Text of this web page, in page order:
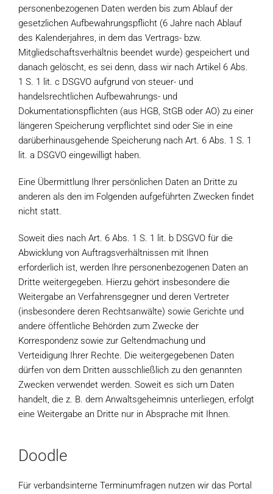
personenbezogenen Daten werden bis zum Ablauf der
gesetzlichen Aufbewahrungspflicht (6 Jahre nach Ablauf
des Kalenderjahres, in dem das Vertrags- bzw.
Mitgliedschaftsverhältnis beendet wurde) gespeichert und
danach gelöscht, es sei denn, dass wir nach Artikel 6 Abs.
1 S. 1 lit. c DSGVO aufgrund von steuer- und
handelsrechtlichen Aufbewahrungs- und
Dokumentationspflichten (aus HGB, StGB oder AO) zu einer
längeren Speicherung verpflichtet sind oder Sie in eine
darüberhinausgehende Speicherung nach Art. 6 Abs. 1 S. 1
lit. a DSGVO eingewilligt haben.
Eine Übermittlung Ihrer persönlichen Daten an Dritte zu
anderen als den im Folgenden aufgeführten Zwecken findet
nicht statt.
Soweit dies nach Art. 6 Abs. 1 S. 1 lit. b DSGVO für die
Abwicklung von Auftragsverhältnissen mit Ihnen
erforderlich ist, werden Ihre personenbezogenen Daten an
Dritte weitergegeben. Hierzu gehört insbesondere die
Weitergabe an Verfahrensgegner und deren Vertreter
(insbesondere deren Rechtsanwälte) sowie Gerichte und
andere öffentliche Behörden zum Zwecke der
Korrespondenz sowie zur Geltendmachung und
Verteidigung Ihrer Rechte. Die weitergegebenen Daten
dürfen von dem Dritten ausschließlich zu den genannten
Zwecken verwendet werden. Soweit es sich um Daten
handelt, die z. B. dem Anwaltsgeheimnis unterliegen, erfolgt
eine Weitergabe an Dritte nur in Absprache mit Ihnen.
Doodle
Für verbandsinterne Terminumfragen nutzen wir das Portal